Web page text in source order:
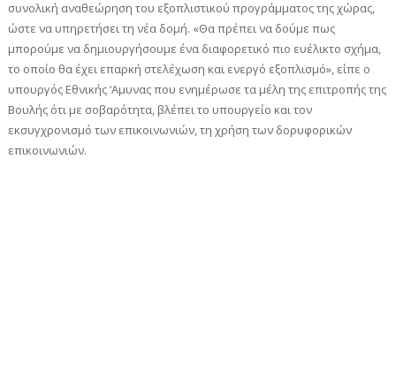
συνολική αναθεώρηση του εξοπλιστικού προγράμματος της χώρας,
ώστε να υπηρετήσει τη νέα δομή. «Θα πρέπει να δούμε πως
μπορούμε να δημιουργήσουμε ένα διαφορετικό πιο ευέλικτο σχήμα,
το οποίο θα έχει επαρκή στελέχωση και ενεργό εξοπλισμό», είπε ο
υπουργός Εθνικής ‘Αμυνας που ενημέρωσε τα μέλη της επιτροπής της
Βουλής ότι με σοβαρότητα, βλέπει το υπουργείο και τον
εκσυγχρονισμό των επικοινωνιών, τη χρήση των δορυφορικών
επικοινωνιών.